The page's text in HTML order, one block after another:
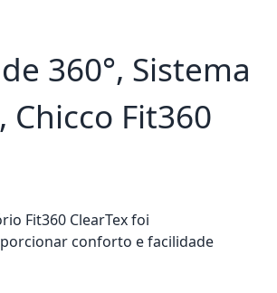
360°, Sistema
Chicco Fit360
Fit360 ClearTex foi
conforto e facilidade